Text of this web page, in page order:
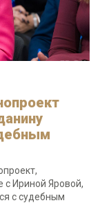
с Ириной Яровой,
с судебным